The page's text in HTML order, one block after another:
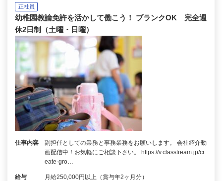
正社員
幼稚園教諭免許を活かして働こう！ ブランクOK 完全週
休2日制（土曜・日曜）
仕事内容
副担任としての業務と事務業務をお願いします。 会社紹介動
画配信中！お気軽にご相談下さい。 https://v.classtream.jp/cr
eate-gro…
給与 月給250,000円以上（賞与年2ヶ月分）